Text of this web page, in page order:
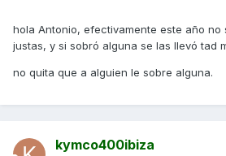
hola Antonio, efectivamente este año no
justas, y si sobró alguna se las llevó tad
no quita que a alguien le sobre alguna.
kymco400ibiza